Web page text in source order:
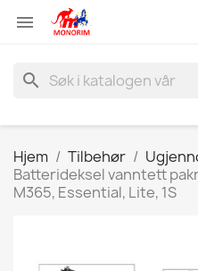

search
Hjem Tilbehør
Batterideksel vanntett
M365, Essential, Lite, 1S